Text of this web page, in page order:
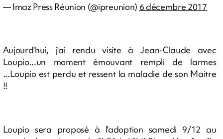
— Imaz Press Réunion (@ipreunion) 6 décembre 2017
Aujourd'hui, j'ai rendu visite à Jean-Claude avec
Loupio...un moment émouvant rempli de larmes
...Loupio est perdu et ressent la maladie de son Maitre
!!
Loupio sera proposé à l'adoption samedi 9/12 au